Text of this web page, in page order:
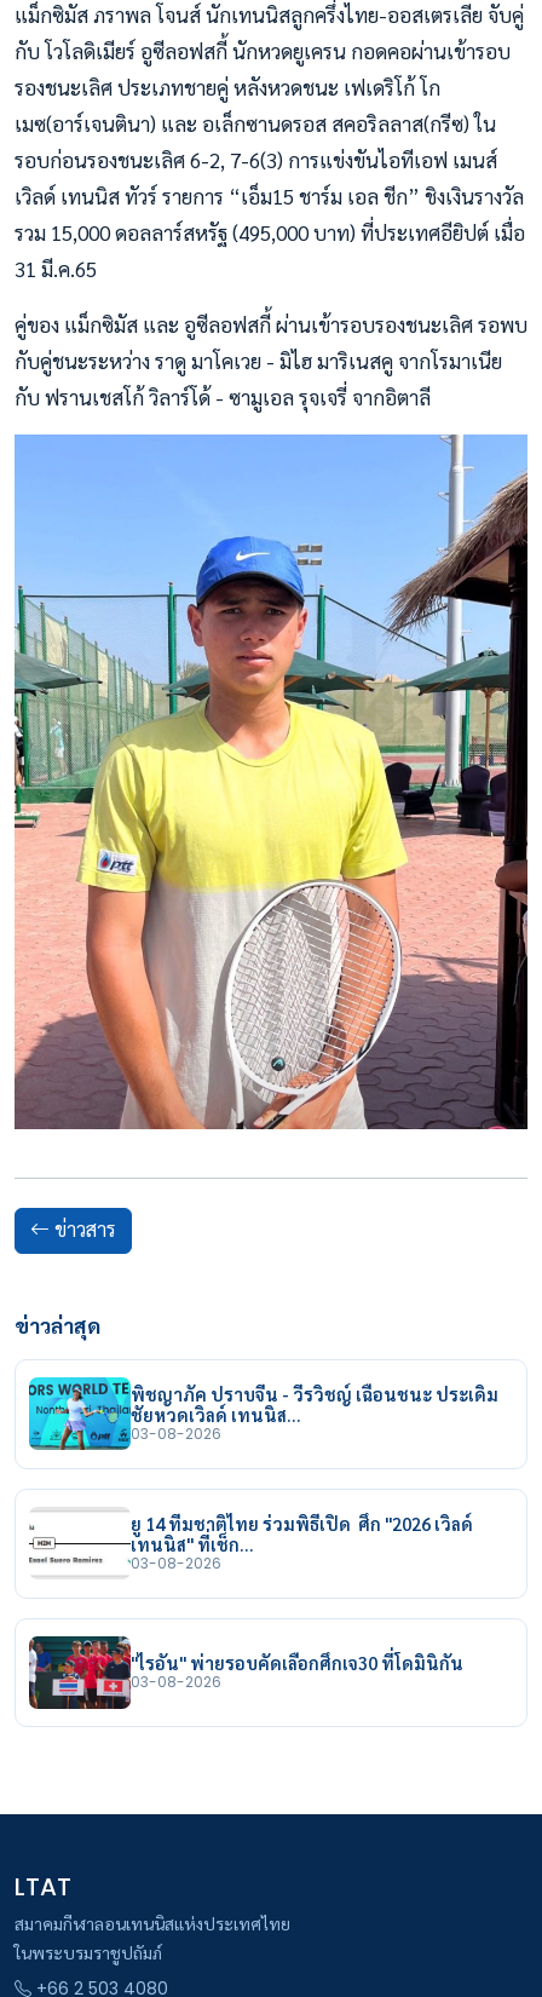
แม็กซิมัส ภราพล โจนส์ นักเทนนิสลูกครึ่งไทย-ออสเตรเลีย จับคู่
กับ โวโลดิเมียร์ อูซีลอฟสกี้ นักหวดยูเครน กอดคอผ่านเข้ารอบ
รองชนะเลิศ ประเภทชายคู่ หลังหวดชนะ เฟเดริโก้ โก
เมซ(อาร์เจนตินา) และ อเล็กซานดรอส สคอริลลาส(กรีซ) ใน
รอบก่อนรองชนะเลิศ 6-2, 7-6(3) การแข่งขันไอทีเอฟ เมนส์
เวิลด์ เทนนิส ทัวร์ รายการ “เอ็ม15 ชาร์ม เอล ชีก” ชิงเงินรางวัล
รวม 15,000 ดอลลาร์สหรัฐ (495,000 บาท) ที่ประเทศอียิปต์ เมื่อ
31 มี.ค.65
คู่ของ แม็กซิมัส และ อูซีลอฟสกี้ ผ่านเข้ารอบรองชนะเลิศ รอพบ
กับคู่ชนะระหว่าง ราดู มาโคเวย - มิไฮ มาริเนสคู จากโรมาเนีย
กับ ฟรานเชสโก้ วิลาร์โด้ - ซามูเอล รุจเจรี่ จากอิตาลี
ข่าวสาร
ข่าวล่าสุด
พิชญาภัค ปราบจีน - วีรวิชญ์ เฉือนชนะ ประเดิม
ชัยหวดเวิลด์ เทนนิส…
03-08-2026
ยู 14 ทีมชาติไทย ร่วมพิธีเปิด ศึก "2026 เวิลด์
เทนนิส" ที่เช็ก…
03-08-2026
"ไรอัน" พ่ายรอบคัดเลือกศึกเจ30 ที่โดมินิกัน
03-08-2026
LTAT
สมาคมกีฬาลอนเทนนิสแห่งประเทศไทย
ในพระบรมราชูปถัมภ์
+66 2 503 4080